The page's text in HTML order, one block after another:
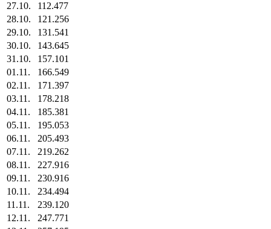
27.10.
112.477
28.10.
121.256
29.10.
131.541
30.10.
143.645
31.10.
157.101
01.11.
166.549
02.11.
171.397
03.11.
178.218
04.11.
185.381
05.11.
195.053
06.11.
205.493
07.11.
219.262
08.11.
227.916
09.11.
230.916
10.11.
234.494
11.11.
239.120
12.11.
247.771